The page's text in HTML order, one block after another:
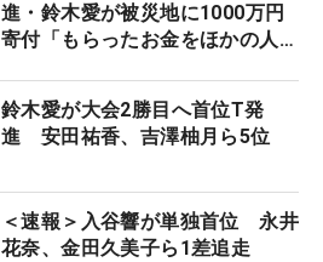
進・鈴木愛が被災地に1000万円
寄付「もらったお金をほかの人
鈴木愛が大会2勝目へ首位T発
進 安田祐香、吉澤柚月ら5位
＜速報＞入谷響が単独首位 永井
花奈、金田久美子ら1差追走